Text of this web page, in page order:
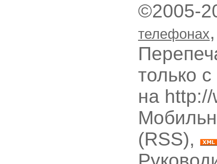
©2005-
телефонах
только
на
(RSS),